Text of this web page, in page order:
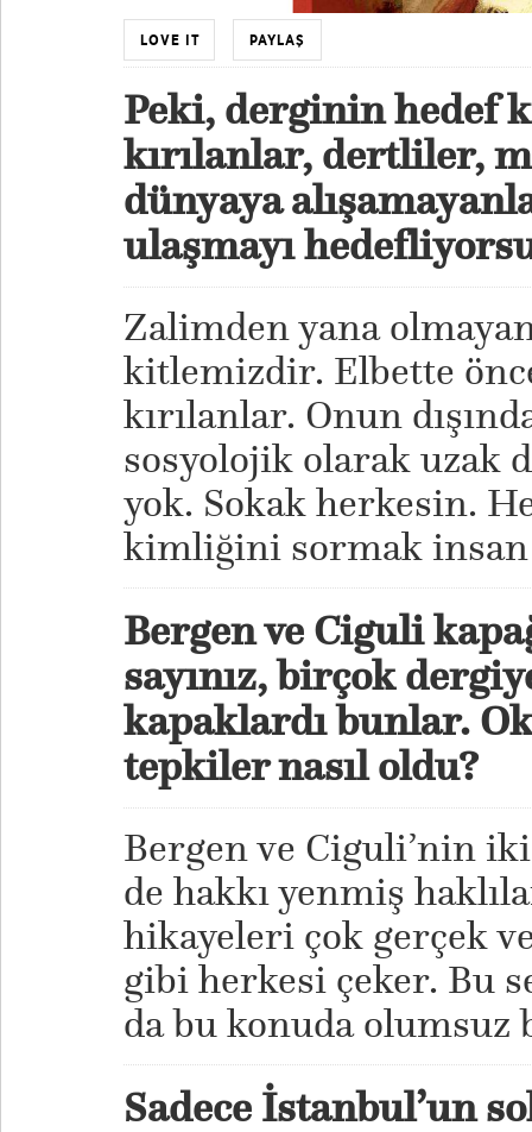
LOVE IT PAYLAŞ
Peki, derginin hedef
kırılanlar, dertliler,
dünyaya
ulaşmayı
Zalimden yana
kitlemizdir. Elbette
kırılanlar. Onun
sosyolojik olarak uzak
yok. Sokak herkesin.
kimliğini sormak insan
Bergen ve Ciguli
sayınız, birçok
kapaklardı bunlar.
tepkiler nasıl oldu?
Bergen ve Ciguli’nin
de hakkı yenmiş
hikayeleri çok gerçek
gibi herkesi çeker. Bu
da bu konuda
Sadece İstanbul’un